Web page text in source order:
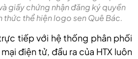
giấy chứng nhận đăng ký quyền
thức thể hiện logo sen Quê Bác.
tiếp với hệ thống phân phối
điện tử, đầu ra của HTX luôn